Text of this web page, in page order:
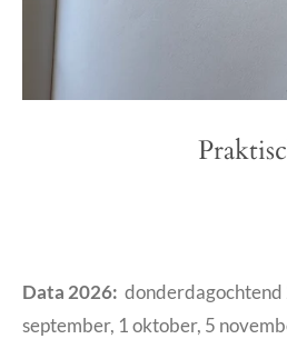
Data 2026: donderdagochtend
september, 1 oktober, 5